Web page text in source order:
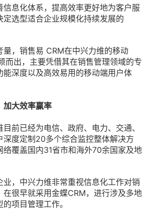
信息化体系，提高效率更好地为客户服
定选型适合企业规模化持续发展的
量，销售易 CRM在中兴力维的移动
而出，主要凭借其在销售管理领域的专
能深度以及高效易用的移动端用户体
加大效率赢率
前已经为电信、政府、电力、交通、
深度定制20多个综合监控整体解决方
络覆盖国内31省市和海外70余国家及地
业，中兴力维非常重视信息化工作对销
在很早就采用金蝶CRM，进行涉及多地
项目管理工作。